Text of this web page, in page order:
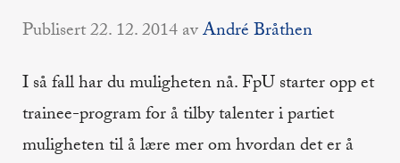
Publisert22. 12. 2014avAndré Bråthen
I så fall har du muligheten nå. FpU starter opp et
trainee-program for å tilby talenter i partiet
muligheten til å lære mer om hvordan det er å